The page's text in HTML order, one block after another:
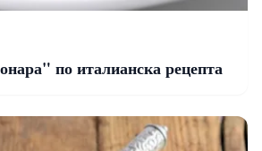
по италианска рецепта